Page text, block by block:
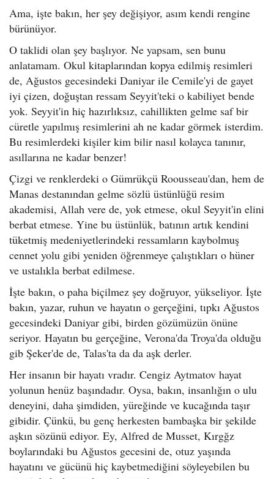
Ama, işte bakın, her şey değişiyor, asım kendi rengine
bürünüyor.
O taklidi olan şey başlıyor. Ne yapsam, sen bunu
anlatamam. Okul kitaplarından kopya edilmiş resimleri
de, Ağustos gecesindeki Daniyar ile Cemile'yi de gayet
iyi çizen, doğuştan ressam Seyyit'teki o kabiliyet bende
yok. Seyyit'in hiç hazırlıksız, cahillikten gelme saf bir
cüretle yapılmış resimlerini ah ne kadar görmek isterdim.
Bu resimlerdeki kişiler kim bilir nasıl kolayca tanınır,
asıllarına ne kadar benzer!
Çizgi ve renklerdeki o Gümrükçü Roousseau'dan, hem de
Manas destanından gelme sözlü üstünlüğü resim
akademisi, Allah vere de, yok etmese, okul Seyyit'in elini
berbat etmese. Yine bu üstünlük, batının artık kendini
tüketmiş medeniyetlerindeki ressamların kaybolmuş
cennet yolu gibi yeniden öğrenmeye çalıştıkları o hüner
ve ustalıkla berbat edilmese.
İşte bakın, o paha biçilmez şey doğruyor, yükseliyor. İşte
bakın, yazar, ruhun ve hayatın o gerçeğini, tıpkı Ağustos
gecesindeki Daniyar gibi, birden gözümüzün önüne
seriyor. Hayatın bu gerçeğine, Verona'da Troya'da olduğu
gib Şeker'de de, Talas'ta da da aşk derler.
Her insanın bir hayatı vradır. Cengiz Aytmatov hayat
yolunun henüz başındadır. Oysa, bakın, insanlığın o ulu
deneyini, daha şimdiden, yüreğinde ve kucağında taşır
gibidir. Çünkü, bu genç herkesten bambaşka bir şekilde
aşkın sözünü ediyor. Ey, Alfred de Musset, Kırgğz
boylarındaki bu Ağustos gecesini de, otuz yaşında
hayatını ve gücünü hiç kaybetmediğini söyleyebilen bu